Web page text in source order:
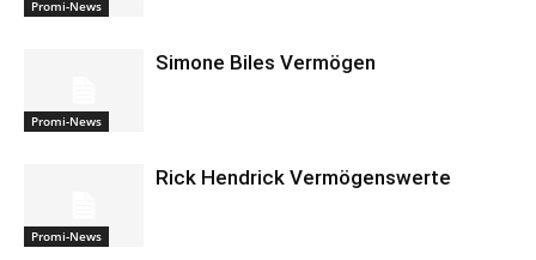
Promi-News
Promi-News
Simone Biles Vermögen
Promi-News
Rick Hendrick Vermögenswerte